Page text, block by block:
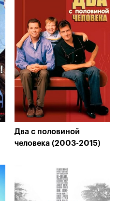
Два с половиной
человека (2003-2015)